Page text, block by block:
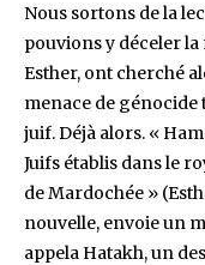
Nous sortons de la
pouvions y déceler
Esther, ont cherché
menace de génocide
juif. Déjà alors. «
Juifs établis dans le
de Mardochée »
nouvelle, envoie un
appela Hatakh, un